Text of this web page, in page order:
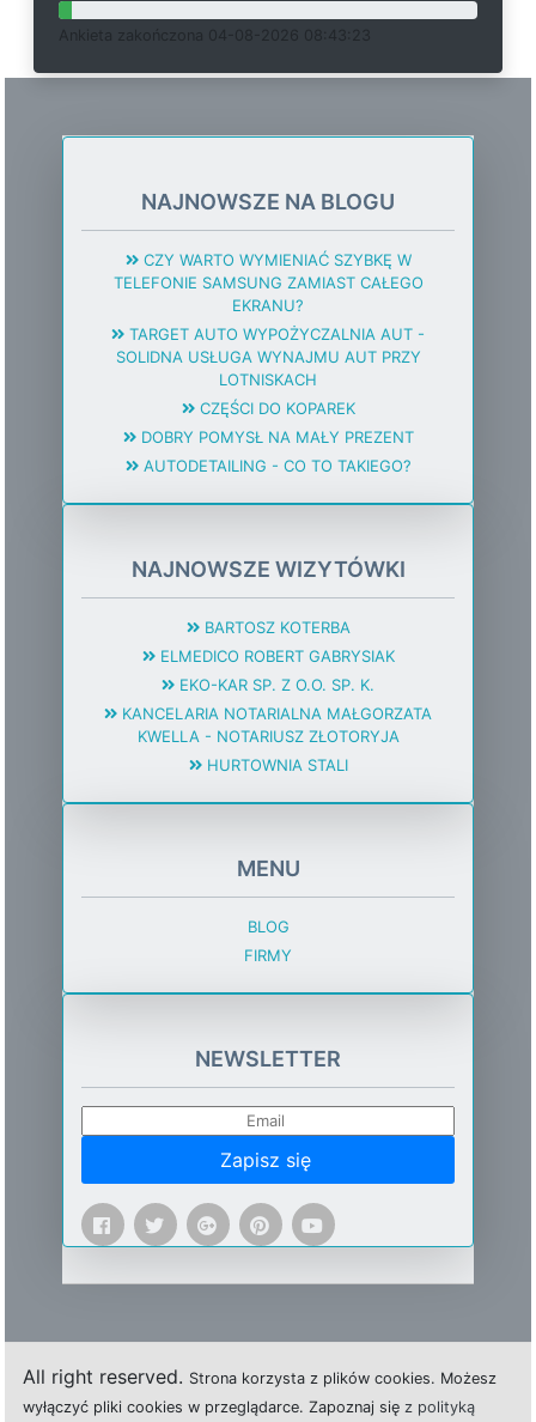
Ankieta a a 04-08-2026 08:43:23
NAJNOWSZE NA BLOGU
CZY WARTO WYMIENIAĆ SZYBKĘ W
TELEFONIE SAMSUNG ZAMIAST CAŁEGO
EKRANU?
TARGET AUTO WYPOŻYCZALNIA AUT -
SOLIDNA USŁUGA WYNAJMU AUT PRZY
LOTNISKACH
CZĘŚCI DO KOPAREK
DOBRY POMYSŁ NA MAŁY PREZENT
AUTODETAILING - CO TO TAKIEGO?
NAJNOWSZE WIZYTÓWKI
BARTOSZ KOTERBA
ELMEDICO ROBERT GABRYSIAK
EKO-KAR SP. Z O.O. SP. K.
KANCELARIA NOTARIALNA MAŁGORZATA
KWELLA - NOTARIUSZ ZŁOTORYJA
HURTOWNIA STALI
MENU
BLOG
FIRMY
NEWSLETTER
Zapisz się
All right reserved. Strona korzysta z plików cookies. Możesz
wyłączyć pliki cookies w przeglądarce. Zapoznaj się z polityką